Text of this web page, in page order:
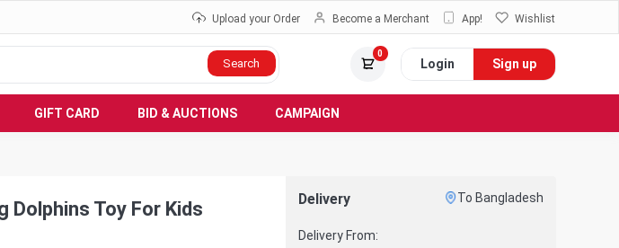
Upload your Order Become a Merchant App! Wishlist
Search
0
Login Sign up
GIFT CARD BID & AUCTIONS CAMPAIGN
Dolphins Toy For Kids Delivery To Bangladesh
Delivery From: